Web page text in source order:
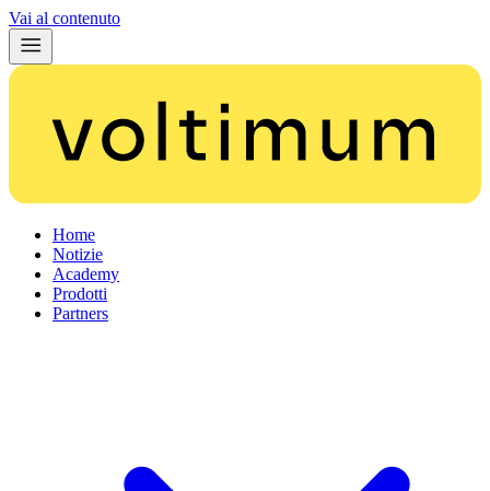
Vai al contenuto
Home
Notizie
Academy
Prodotti
Partners